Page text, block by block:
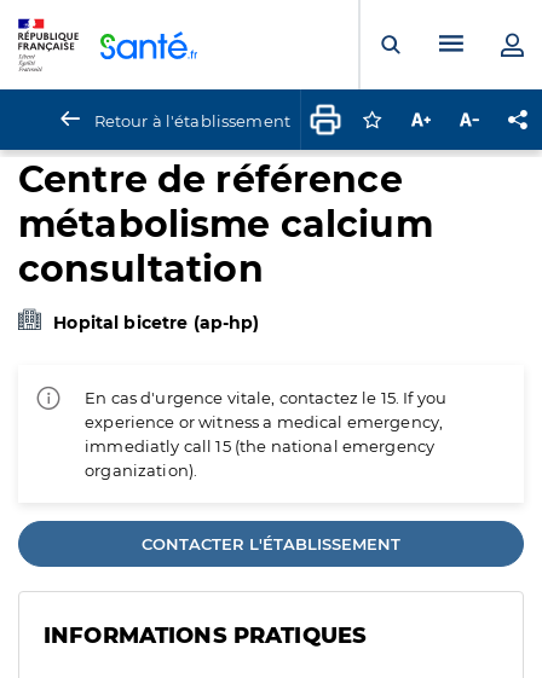
Ouvrir laMenu
Retour à l'établissement Connectez-vous
Augmenter la
Centre de référence
métabolisme calcium
consultation
Hopital bicetre (ap-hp)
En cas d'urgence vitale, contactez le 15. If you
experience or witness a medical emergency,
immediatly call 15 (the national emergency
organization).
CONTACTER L'ÉTABLISSEMENT
INFORMATIONS PRATIQUES